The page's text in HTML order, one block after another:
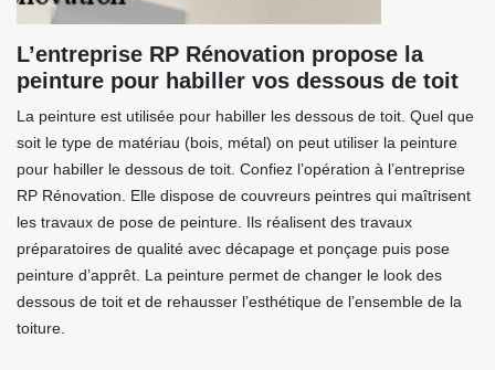
L’entreprise RP Rénovation propose la
peinture pour habiller vos dessous de toit
La peinture est utilisée pour habiller les dessous de toit. Quel que
soit le type de matériau (bois, métal) on peut utiliser la peinture
pour habiller le dessous de toit. Confiez l’opération à l’entreprise
RP Rénovation. Elle dispose de couvreurs peintres qui maîtrisent
les travaux de pose de peinture. Ils réalisent des travaux
préparatoires de qualité avec décapage et ponçage puis pose
peinture d’apprêt. La peinture permet de changer le look des
dessous de toit et de rehausser l’esthétique de l’ensemble de la
toiture.